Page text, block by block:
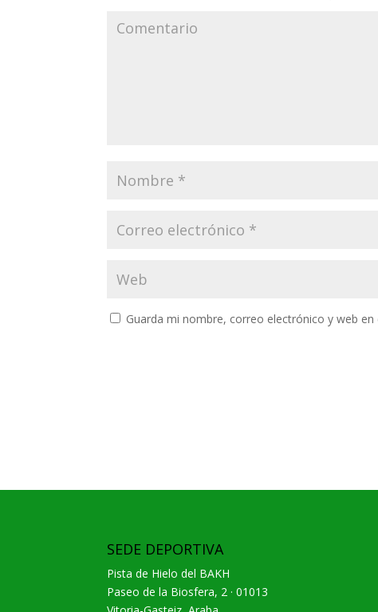
Guarda mi nombre, correo electrónico y web
SEDE DEPORTIVA
Pista de Hielo del BAKH
Paseo de la Biosfera, 2 · 01013